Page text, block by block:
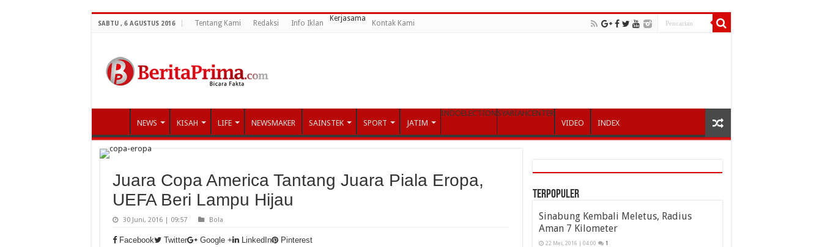
SABTU , 6 AGUSTUS 2016 Tentang Kami Redaksi Info Iklan
Kerjasama
Kontak Kami
NEWS KISAH LIFE NEWSMAKER SAINSTEK SPORT JATIM
INDOELECTION SYARIAHCENTER
VIDEO
INDEX
Juara Copa America Tantang Juara Piala Eropa,
UEFA Beri Lampu Hijau
30 Juni, 2016 | 09:57 Bola
Facebook Twitter Google + LinkedIn Pinterest
Terpopuler
Sinabung Kembali Meletus, Radius
Aman 7 Kilometer
22 Mei, 2016 | 04:00 1